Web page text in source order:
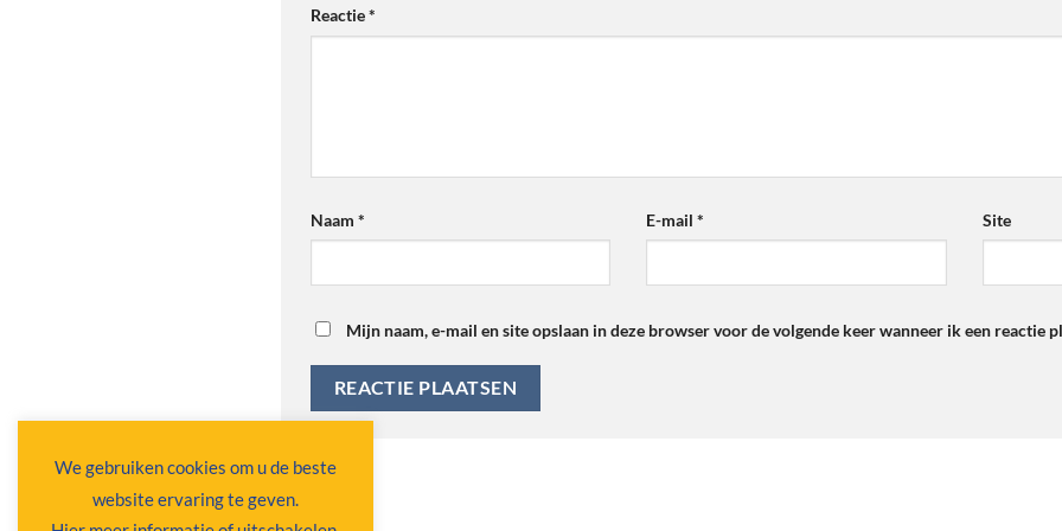
Reactie*
Naam * E-mail* Site
Mijn naam, e-mail en site opslaan in deze browser voor de volgende keer wanneer ik een reactie
We gebruiken cookies om u de beste
website ervaring te geven.